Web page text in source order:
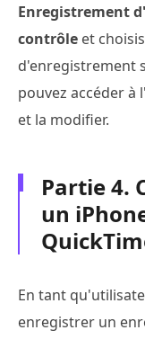
Enregistrement
contrôle et
d'enregistrement
pouvez accéder
et la modifier.
Partie 4.
un
En tant
enregistrer un